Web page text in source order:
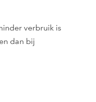
verbruik is
dan bij